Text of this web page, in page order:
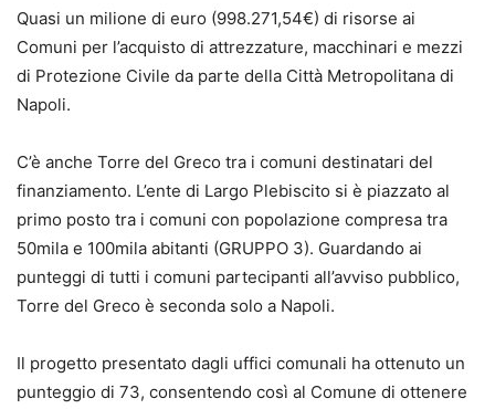
Quasi un milione di euro (998.271,54€) di risorse ai
Comuni per l’acquisto di attrezzature, macchinari e mezzi
di Protezione Civile da parte della Città Metropolitana di
Napoli.
C’è anche Torre del Greco tra i comuni destinatari del
finanziamento. L’ente di Largo Plebiscito si è piazzato al
primo posto tra i comuni con popolazione compresa tra
50mila e 100mila abitanti (GRUPPO 3). Guardando ai
punteggi di tutti i comuni partecipanti all’avviso pubblico,
Torre del Greco è seconda solo a Napoli.
Il progetto presentato dagli uffici comunali ha ottenuto un
punteggio di 73, consentendo così al Comune di ottenere